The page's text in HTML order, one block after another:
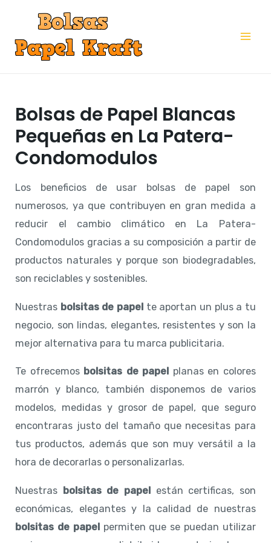
contenido
Bolsas de Papel Blancas
Pequeñas en La Patera-
Condomodulos
Los beneficios de usar bolsas de papel son
numerosos, ya que contribuyen en gran medida a
reducir el cambio climático en La Patera-
Condomodulos gracias a su composición a partir de
productos naturales y porque son biodegradables,
son reciclables y sostenibles.
Nuestras bolsitas de papel te aportan un plus a tu
negocio, son lindas, elegantes, resistentes y son la
mejor alternativa para tu marca publicitaria.
Te ofrecemos bolsitas de papel planas en colores
marrón y blanco, también disponemos de varios
modelos, medidas y grosor de papel, que seguro
encontraras justo del tamaño que necesitas para
tus productos, además que son muy versátil a la
hora de decorarlas o personalizarlas.
Nuestras bolsitas de papel están certificas, son
económicas, elegantes y la calidad de nuestras
bolsitas de papelpermiten que se puedan utilizar